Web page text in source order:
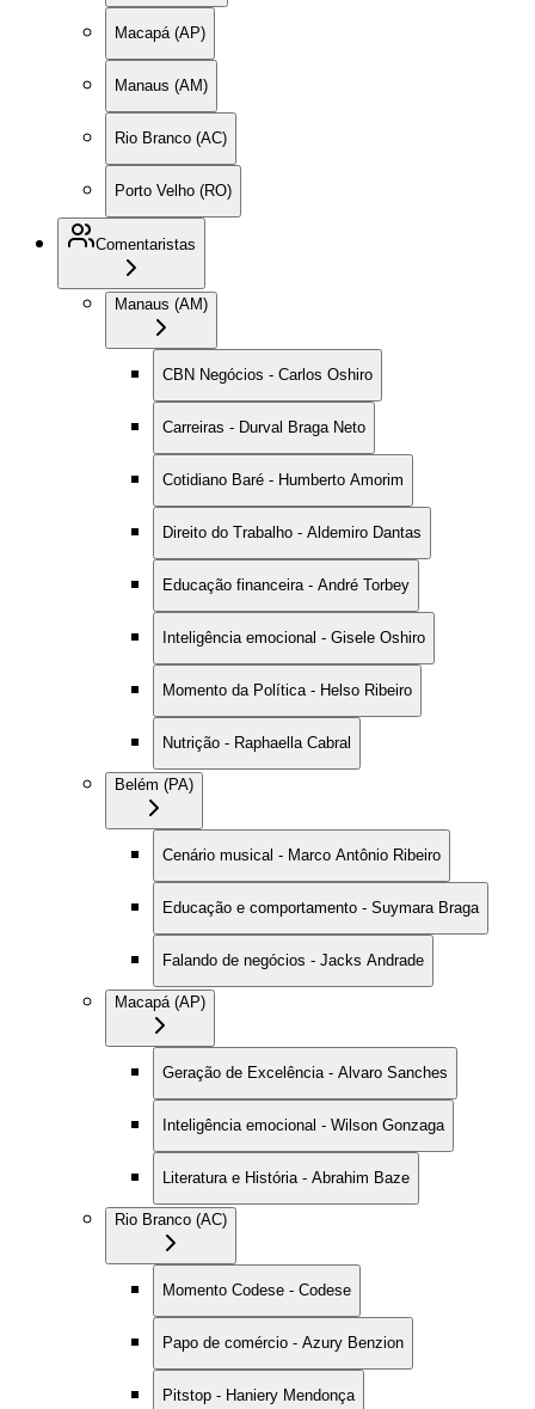
Macapá (AP)
Manaus (AM)
Rio Branco (AC)
Porto Velho (RO)
Comentaristas
Manaus (AM)
CBN Negócios - Carlos Oshiro
Carreiras - Durval Braga Neto
Cotidiano Baré - Humberto Amorim
Direito do Trabalho - Aldemiro Dantas
Educação financeira - André Torbey
Inteligência emocional - Gisele Oshiro
Momento da Política - Helso Ribeiro
Nutrição - Raphaella Cabral
Belém (PA)
Cenário musical - Marco Antônio Ribeiro
Educação e comportamento - Suymara Braga
Falando de negócios - Jacks Andrade
Macapá (AP)
Geração de Excelência - Alvaro Sanches
Inteligência emocional - Wilson Gonzaga
Literatura e História - Abrahim Baze
Rio Branco (AC)
Momento Codese - Codese
Papo de comércio - Azury Benzion
Pitstop - Haniery Mendonça